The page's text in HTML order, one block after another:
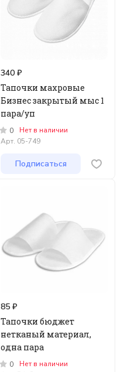
340 ₽
Тапочки махровые
Бизнес закрытый мыс 1
пара/уп
0
Нет в наличии
Арт. 05-749
Подписаться
85 ₽
Тапочки бюджет
нетканый материал,
одна пара
0
Нет в наличии